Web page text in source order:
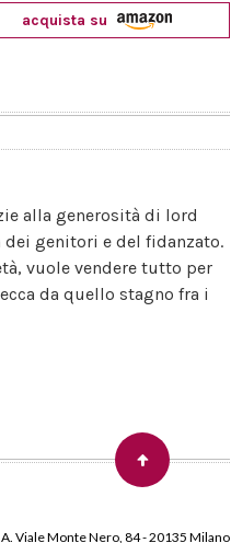
acquista su
alla generosità di lord
genitori e del fidanzato.
vuole vendere tutto per
da quello stagno fra i
Viale Monte Nero, 84 - 20135 Milano